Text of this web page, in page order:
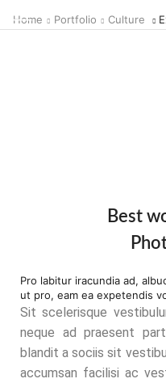
Home Portfolio Culture
Best
Pro labitur iracundia ad,
ut pro, eam ea expetendis
Sit scelerisque
neque ad praesent
blandit a sociis sit
accumsan facilisi ac